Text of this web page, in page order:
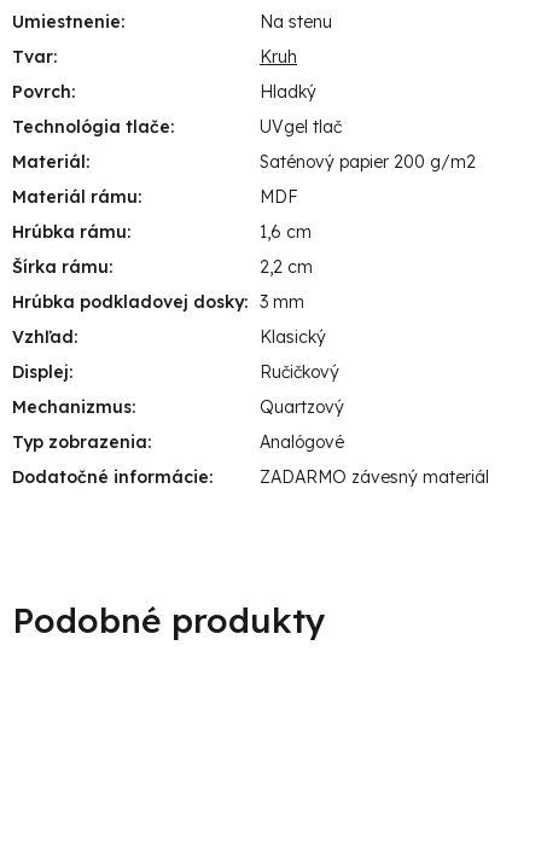
Umiestnenie:
Na stenu
Tvar:
Kruh
Povrch:
Hladký
Technológia tlače:
UVgel tlač
Materiál:
Saténový papier 200 g/m2
Materiál rámu:
MDF
Hrúbka rámu:
1,6 cm
Šírka rámu:
2,2 cm
Hrúbka podkladovej dosky: 3 mm
Vzhľad:
Klasický
Displej:
Ručičkový
Mechanizmus:
Quartzový
Typ zobrazenia:
Analógové
Dodatočné informácie: ZADARMO závesný materiál